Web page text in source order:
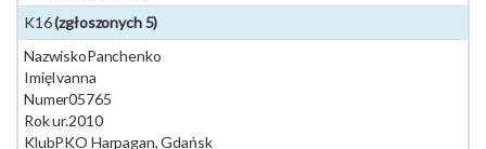
K16(zgłoszonych 5)
NazwiskoPanchenko
ImięIvanna
Numer05765
Rok ur.2010
KlubPKO Harpagan, Gdańsk